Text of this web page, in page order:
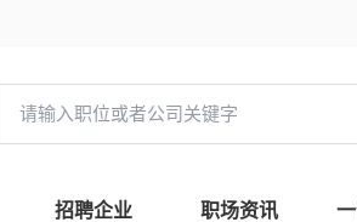
招聘企业 职场资讯